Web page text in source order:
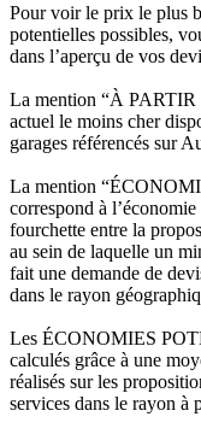
Pour voir le prix le plus
potentielles possibles,
dans l’aperçu de vos
La mention “À
actuel le moins cher
garages référencés sur
La mention
correspond à
fourchette entre la
au sein de laquelle un
fait une demande de
dans le rayon
Les ÉCONOMIES
calculés grâce à une
réalisés sur les
services dans le rayon à